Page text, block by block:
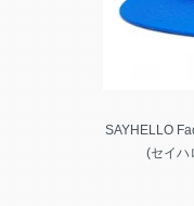
SAYHELLO
(セイハ